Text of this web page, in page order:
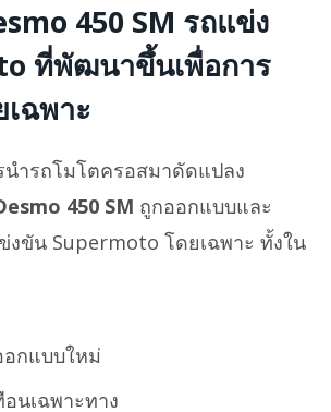
450 SM รถแข่ง
ที่พัฒนาขึ้นเพื่อการ
ฉพาะ
นำรถโมโตครอสมาดัดแปลง
450 SM ถูกออกแบบและ
ขัน Supermoto โดยเฉพาะ ทั้งใน
อกแบบใหม่
นเฉพาะทาง